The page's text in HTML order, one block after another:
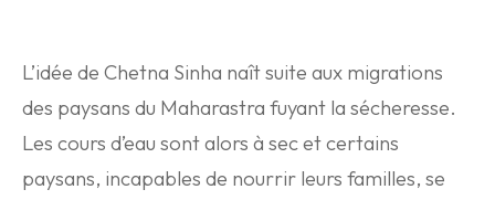
L’idée de Chetna Sinha naît suite aux migrations
des paysans du Maharastra fuyant la sécheresse.
Les cours d’eau sont alors à sec et certains
paysans, incapables de nourrir leurs familles, se